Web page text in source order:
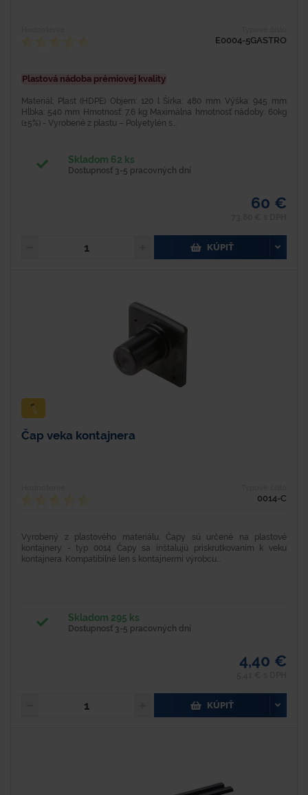
E0004-5GASTRO
Plastová nádoba prémiovej kvality
Materiál: Plast (HDPE) Objem: 120 l Šírka: 480 mm Výška: 945 mm
Hĺbka: 540 mm Hmotnosť: 7,6 kg Maximálna hmotnosť nádoby: 60kg
(±5%) - Vyrobené z plastu – Polyetylén s...
Skladom 62 ks
Dostupnosť 3-5 pracovných dní
60 €
KÚPIŤ
Čap veka kontajnera
0014-C
Vyrobený z plastového materiálu. Čapy sú určené na plastové
kontajnery - typ 0014 Čapy sa inštalujú priskrutkovaním k veku
kontajnera. Kompatibilné len s kontajnermi výrobcu...
Skladom 295 ks
Dostupnosť 3-5 pracovných dní
4,40 €
KÚPIŤ